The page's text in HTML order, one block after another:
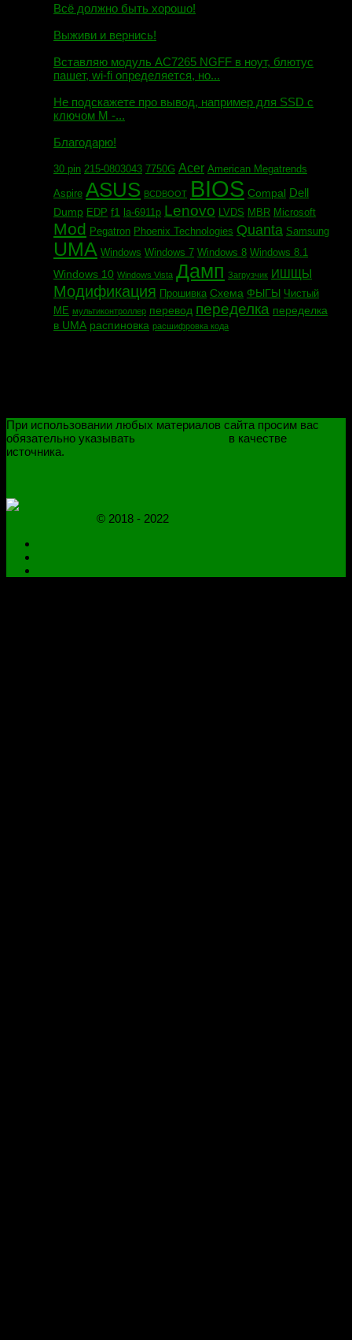
Всё должно быть хорошо!
Выживи и вернись!
Вставляю модуль AC7265 NGFF в ноут, блютус
пашет, wi-fi определяется, но...
Не подскажете про вывод, например для SSD c
ключом М -...
Благодарю!
30 pin 215-0803043 7750G Acer American Megatrends
Aspire ASUS BCDBOOT BIOS Compal Dell
Dump EDP f1 la-6911p Lenovo LVDS MBR Microsoft
Mod Pegatron Phoenix Technologies Quanta Samsung
UMA Windows Windows 7 Windows 8 Windows 8.1
Windows 10 Windows Vista Дамп Загрузчик ИШЩЫ
Модификация Прошивка Схема ФЫГЫ Чистый
МЕ мультиконтроллер перевод переделка переделка
в UMA распиновка расшифровка кода
При использовании любых материалов сайта просим вас
обязательно указывать
в качестве
источника.
© 2018 - 2022